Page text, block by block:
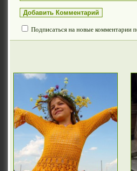
Подписаться на новые комментарии